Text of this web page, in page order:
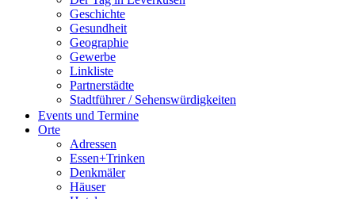
Geschichte
Gesundheit
Geographie
Gewerbe
Linkliste
Partnerstädte
Stadtführer / Sehenswürdigkeiten
Stadtplan
Sport
Who is who
Wohnen
Events und Termine
Orte
Adressen
Essen+Trinken
Denkmäler
Häuser